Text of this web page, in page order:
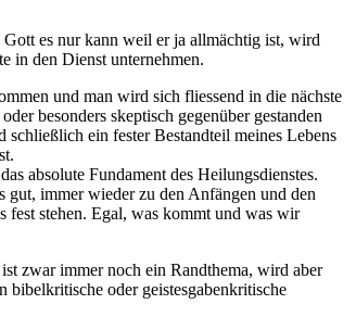
es nur kann weil er ja allmächtig ist, wird
in den Dienst unternehmen.
und man wird sich fliessend in die nächste
besonders skeptisch gegenüber gestanden
ein fester Bestandteil meines Lebens
absolute Fundament des Heilungsdienstes.
gut, immer wieder zu den Anfängen und den
fest stehen. Egal, was kommt und was wir
zwar immer noch ein Randthema, wird aber
bibelkritische oder geistesgabenkritische